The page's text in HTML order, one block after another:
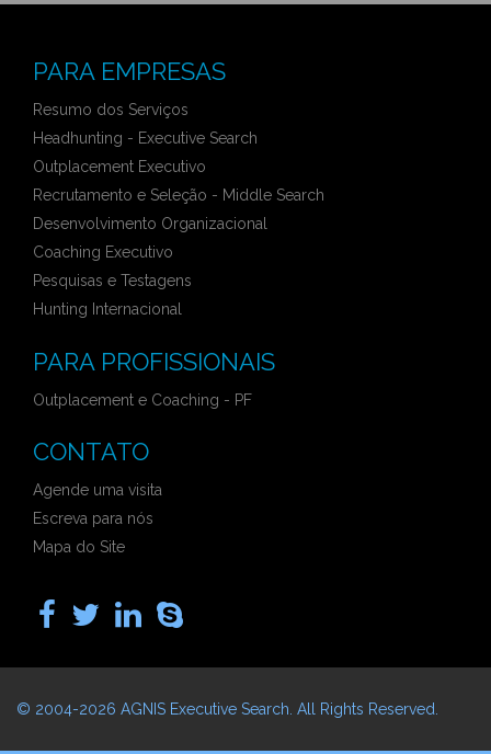
PARA EMPRESAS
Resumo dos Serviços
Headhunting - Executive Search
Outplacement Executivo
Recrutamento e Seleção - Middle Search
Desenvolvimento Organizacional
Coaching Executivo
Pesquisas e Testagens
Hunting Internacional
PARA PROFISSIONAIS
Outplacement e Coaching - PF
CONTATO
Agende uma visita
Escreva para nós
Mapa do Site
© 2004-2026 AGNIS Executive Search . All Rights Reserved.